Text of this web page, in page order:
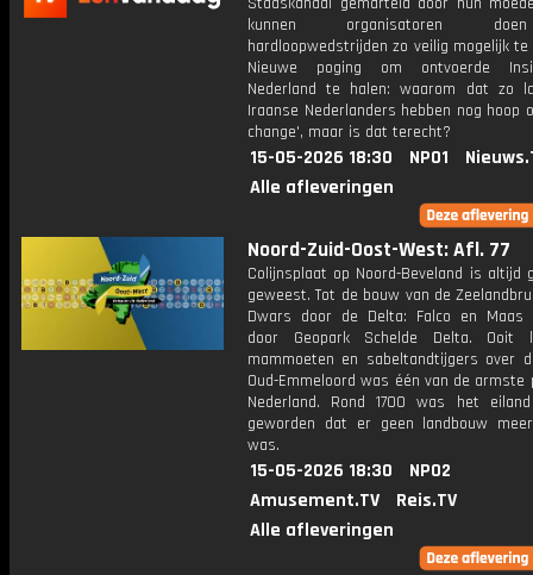
kunnen organisatoren
hardloopwedstrijden zo veilig mogelijk te
Nieuwe poging om ontvoerde
Nederland te halen: waarom dat zo
Iraanse Nederlanders hebben nog hoop
change', maar is dat terecht?
15-05-2026 18:30 NPO1
Alle afleveringen
Noord-Zuid-Oost-West: Afl. 77
Colijnsplaat op Noord-Beveland is altijd
geweest. Tot de bouw van de
Dwars door de Delta: Falco en Maas
door Geopark Schelde Delta. Ooit
mammoeten en sabeltandtijgers over
Oud-Emmeloord was één van de armste
Nederland. Rond 1700 was het
geworden dat er geen landbouw
was.
15-05-2026 18:30
NPO2
Amusement.TV
Reis.TV
Alle afleveringen